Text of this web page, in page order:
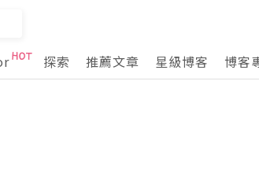
探索 推薦文章 星級博客 博客